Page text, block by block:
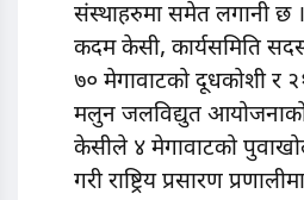
संस्थाहरुमा समेत लगानी छ ।
कदम केसी, कार्यसमिति
७० मेगावाटको दूधकोशी र
मलुन जलविद्युत
केसीले ४ मेगावाटको
गरी राष्ट्रिय प्रसारण